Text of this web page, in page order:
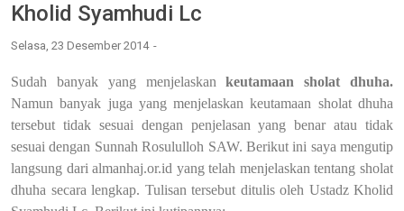
Kholid Syamhudi Lc
Selasa, 23 Desember 2014
Sudah banyak yang menjelaskankeutamaan sholat dhuha.
Namun banyak juga yang menjelaskan keutamaan sholat dhuha
tersebut tidak sesuai dengan penjelasan yang benar atau tidak
sesuai dengan Sunnah Rosululloh SAW. Berikut ini saya mengutip
langsung dari almanhaj.or.id yang telah menjelaskan tentang sholat
dhuha secara lengkap. Tulisan tersebut ditulis oleh Ustadz Kholid